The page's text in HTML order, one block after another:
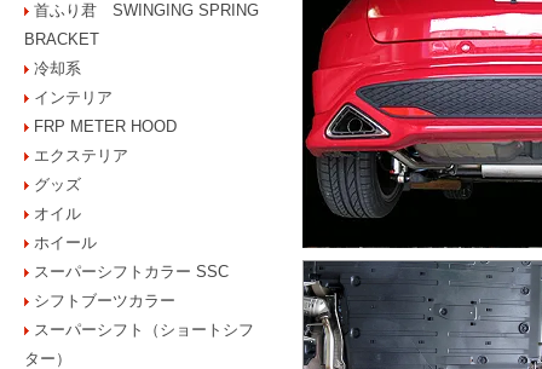
首ふり君 SWINGING SPRING
BRACKET
冷却系
インテリア
FRP METER HOOD
エクステリア
グッズ
オイル
ホイール
スーパーシフトカラー SSC
シフトブーツカラー
スーパーシフト（ショートシフ
ター）